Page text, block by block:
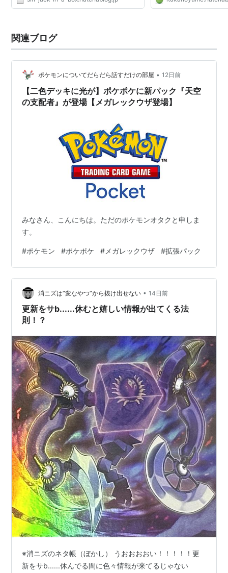
関連ブログ
ポケモンについてだらだら話すだけの部屋 • 12日前
【二色デッキに光が】ポケポケに新パック『天空
の支配者』が登場【メガレックウザ登場】
みなさん、こんにちは。ただのポケモンオタクと申しま
す。
#ポケモン #ポケポケ #メガレックウザ #拡張パック
消ニズは”変なやつ”から抜け出せない • 14日前
更新をサb......休むと嬉しい情報が出てくる法
則！？
※消ニズのネタ帳（ぼかし） うおおおおい！！！！！更
新をサb......休んでる間に色々情報が来てるじゃない